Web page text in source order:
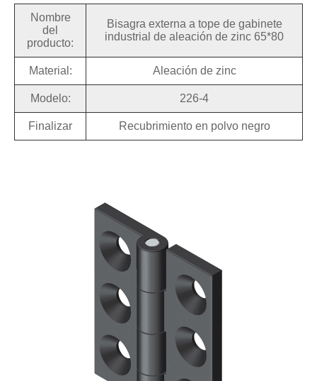
Nombre
del
producto:
Bisagra externa a tope de gabinete
industrial de aleación de zinc 65*80
Material: Aleación de zinc
Modelo: 226-4
Finalizar Recubrimiento en polvo negro